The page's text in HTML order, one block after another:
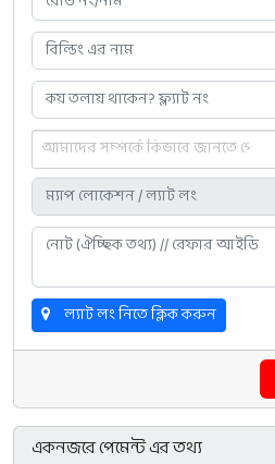
ল্যাট লং নিতে ক্লিক করুন
একনজরে পেমেন্ট এর তথ্য